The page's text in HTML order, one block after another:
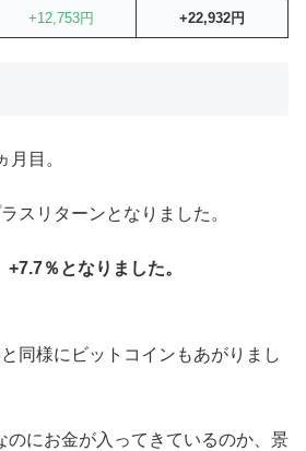
+12,753円 +22,932円
月目。
スリターンとなりました。
+7.7％となりました。
同様にビットコインもあがりまし
のにお金が入ってきているのか、景